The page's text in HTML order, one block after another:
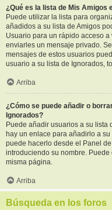
¿Qué es la lista de Mis Amigos
Puede utilizar la lista para
añadidos a su lista de Amigos
Usuario para un rápido acceso
enviarles un mensaje privado.
mensajes de estos usuarios
usuario a su lista de Ignorados,
Arriba
¿Cómo se puede añadir o
Ignorados?
Puede añadir usuarios a su lista
hay un enlace para añadirlo a
puede hacerlo desde el Panel
introduciendo su nombre.
misma página.
Arriba
Búsqueda en los foros